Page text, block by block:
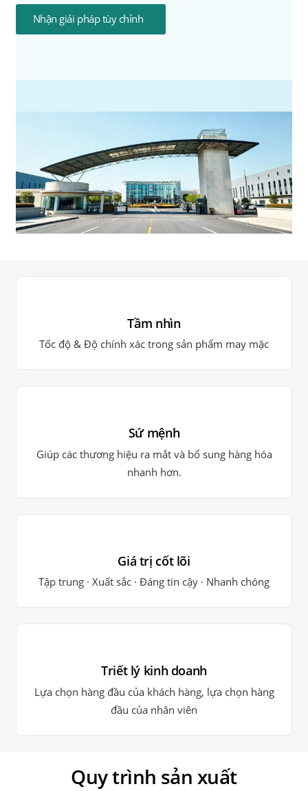
Nhận giải pháp tùy chỉnh
Tầm nhìn
Tốc độ & Độ chính xác trong sản phẩm may mặc
Sứ mệnh
Giúp các thương hiệu ra mắt và bổ sung hàng hóa
nhanh hơn.
Giá trị cốt lõi
Tập trung · Xuất sắc · Đáng tin cậy · Nhanh chóng
Triết lý kinh doanh
Lựa chọn hàng đầu của khách hàng, lựa chọn hàng
đầu của nhân viên
Quy trình sản xuất